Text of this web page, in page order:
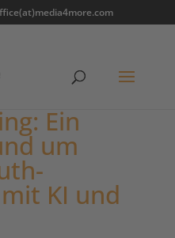
Ein
um
KI und